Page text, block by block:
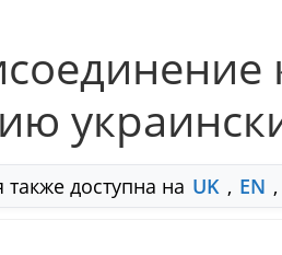
также доступна на UK , EN ,